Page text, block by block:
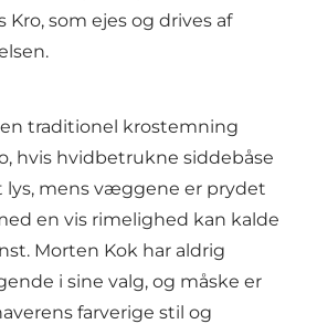
Kro, som ejes og drives af
traditionel krostemning
hvis hvidbetrukne siddebåse
lys, mens væggene er prydet
en vis rimelighed kan kalde
Morten Kok har aldrig
i sine valg, og måske er
farverige stil og